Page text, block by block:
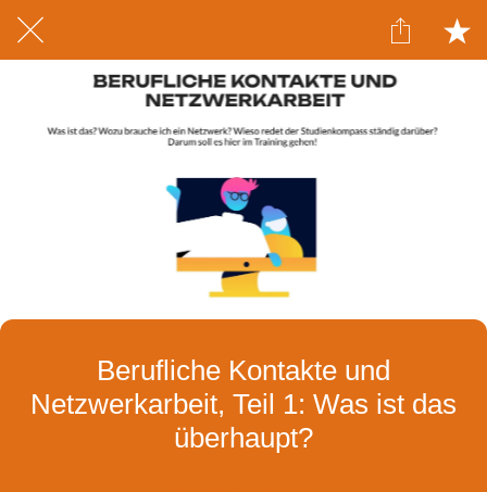
Berufliche Kontakte und
Netzwerkarbeit, Teil 1: Was ist das
überhaupt?